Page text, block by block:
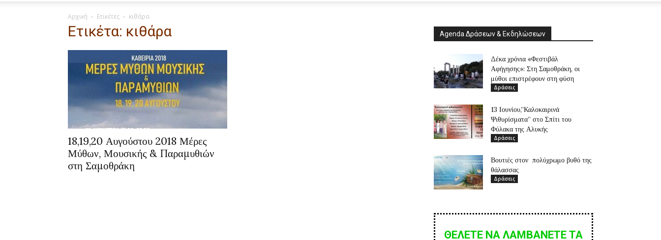
Αρχική Ετικέτες κιθάρα
Ετικέτα: κιθάρα
18,19,20 Αυγούστου 2018 Μέρες
Μύθων, Μουσικής & Παραμυθιών
στη Σαμοθράκη
Agenda Δράσεων & Εκδηλώσεων
Δέκα χρόνια «Φεστιβάλ
Αφήγησης»: Στη Σαμοθράκη, οι
μύθοι επιστρέφουν στη φύση
Δράσεις
13 Ιουνίου,”Καλοκαιρινά
Ψιθυρίσματα” στο Σπίτι του
Φύλακα της Αλυκής
Δράσεις
Βουτιές στον πολύχρωμο βυθό της
θάλασσας
Δράσεις
ΘΕΛΕΤΕ ΝΑ ΛΑΜΒΑΝΕΤΕ ΤΑ